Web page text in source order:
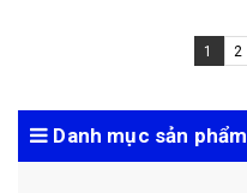
1 2
Danh mục sản phẩm